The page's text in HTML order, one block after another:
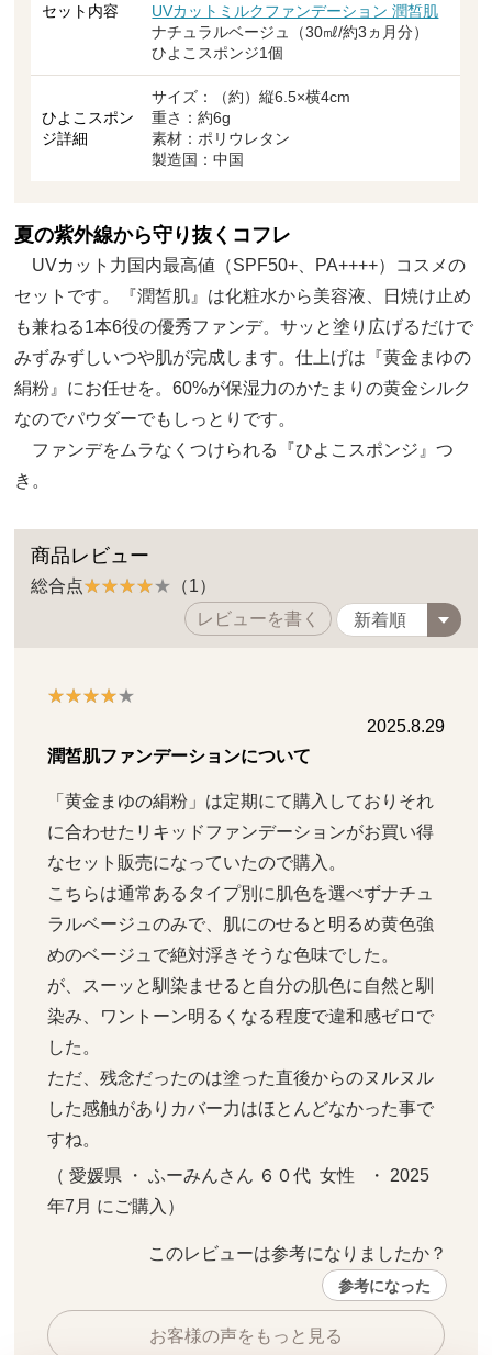
セット内容
UVカットミルクファンデーション 潤皙肌
ナチュラルベージュ（30㎖/約3ヵ月分）
ひよこスポンジ1個
ひよこスポン
ジ詳細
サイズ：（約）縦6.5×横4cm
重さ：約6g
素材：ポリウレタン
製造国：中国
夏の紫外線から守り抜くコフレ
UVカット力国内最高値（SPF50+、PA++++）コスメの
セットです。『潤皙肌』は化粧水から美容液、日焼け止め
も兼ねる1本6役の優秀ファンデ。サッと塗り広げるだけで
みずみずしいつや肌が完成します。仕上げは『黄金まゆの
絹粉』にお任せを。60%が保湿力のかたまりの黄金シルク
なのでパウダーでもしっとりです。
ファンデをムラなくつけられる『ひよこスポンジ』つ
き。
商品レビュー
総合点
（1）
レビューを書く
2025.8.29
潤皙肌ファンデーションについて
「黄金まゆの絹粉」は定期にて購入しておりそれ
に合わせたリキッドファンデーションがお買い得
なセット販売になっていたので購入。
こちらは通常あるタイプ別に肌色を選べずナチュ
ラルベージュのみで、肌にのせると明るめ黄色強
めのベージュで絶対浮きそうな色味でした。
が、スーッと馴染ませると自分の肌色に自然と馴
染み、ワントーン明るくなる程度で違和感ゼロで
した。
ただ、残念だったのは塗った直後からのヌルヌル
した感触がありカバー力はほとんどなかった事で
すね。
（ 愛媛県 ・ ふーみんさん ６０代  女性   ・ 2025
年7月 にご購入）
このレビューは参考になりましたか？
参考になった
お客様の声をもっと見る